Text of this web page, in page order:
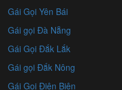
Gái Gọi Yên Bái
Gái gọi Đà Nẵng
Gái Gọi Đắk Lắk
Gái gọi Đắk Nông
Gái Gọi Điện Biên